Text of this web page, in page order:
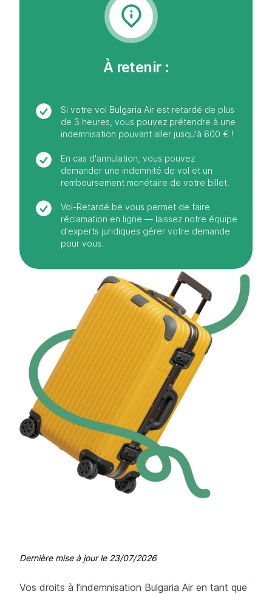
À retenir :
Si votre vol Bulgaria Air est retardé de plus
de 3 heures, vous pouvez prétendre à une
indemnisation pouvant aller jusqu'à 600 € !
En cas d'annulation, vous pouvez
demander une indemnité de vol et un
remboursement monétaire de votre billet.
Vol-Retardé.be vous permet de faire
réclamation en ligne — laissez notre équipe
d'experts juridiques gérer votre demande
pour vous.
Dernière mise à jour le 23/07/2026
Vos droits à l’indemnisation Bulgaria Air en tant que